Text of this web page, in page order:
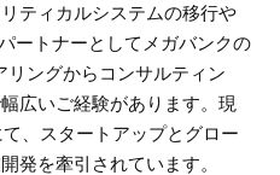
ティカルシステムの移行や
ートナーとしてメガバンクの
ングからコンサルティン
広いご経験があります。現
、スタートアップとグロー
発を牽引されています。